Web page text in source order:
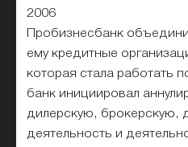
2006
Пробизнесбанк
ему кредитные
которая стала работать
банк инициировал
дилерскую, брокерскую,
деятельность и